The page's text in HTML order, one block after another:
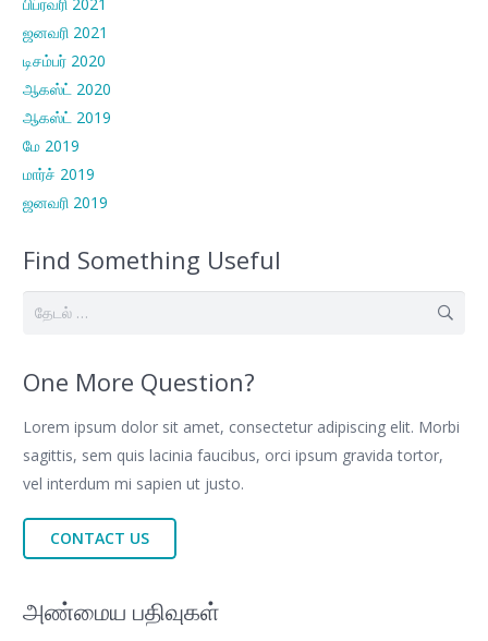
பிப்ரவரி 2021
ஜனவரி 2021
டிசம்பர் 2020
ஆகஸ்ட் 2020
ஆகஸ்ட் 2019
மே 2019
மார்ச் 2019
ஜனவரி 2019
Find Something Useful
இதற்காகத்
One More Question?
Lorem ipsum dolor sit amet, consectetur adipiscing elit. Morbi
sagittis, sem quis lacinia faucibus, orci ipsum gravida tortor,
vel interdum mi sapien ut justo.
CONTACT US
அண்மைய பதிவுகள்